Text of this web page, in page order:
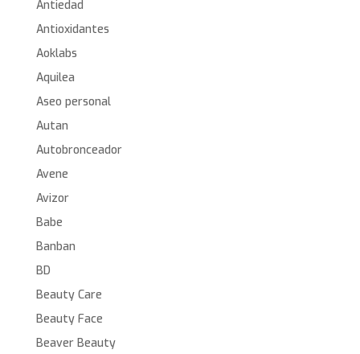
Antiedad
Antioxidantes
Aoklabs
Aquilea
Aseo personal
Autan
Autobronceador
Avene
Avizor
Babe
Banban
BD
Beauty Care
Beauty Face
Beaver Beauty